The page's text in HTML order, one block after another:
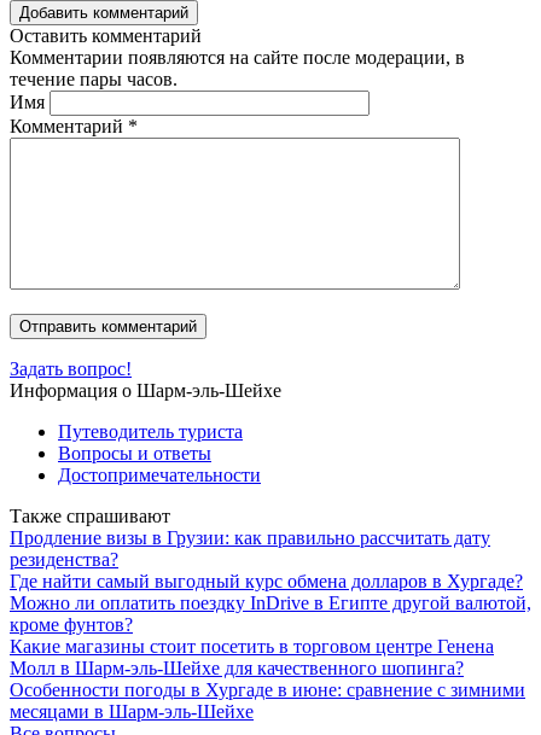
Добавить комментарий
Оставить комментарий
Комментарии появляются на сайте после модерации, в
течение пары часов.
Имя
Комментарий *
Задать вопрос!
Информация о Шарм-эль-Шейхе
Путеводитель туриста
Вопросы и ответы
Достопримечательности
Также спрашивают
Продление визы в Грузии: как правильно рассчитать дату
резиденства?
Где найти самый выгодный курс обмена долларов в Хургаде?
Можно ли оплатить поездку InDrive в Египте другой валютой,
кроме фунтов?
Какие магазины стоит посетить в торговом центре Генена
Молл в Шарм-эль-Шейхе для качественного шопинга?
Особенности погоды в Хургаде в июне: сравнение с зимними
месяцами в Шарм-эль-Шейхе